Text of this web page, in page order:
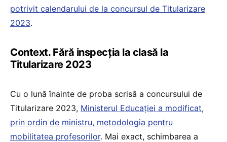
potrivit calendarului de la concursul de Titularizare
2023.
Context. Fără inspecția la clasă la
Titularizare 2023
Cu o lună înainte de proba scrisă a concursului de
Titularizare 2023, Ministerul Educației a modificat,
prin ordin de ministru, metodologia pentru
mobilitatea profesorilor. Mai exact, schimbarea a